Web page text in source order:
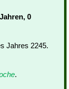
0
Jahres 2245.
.